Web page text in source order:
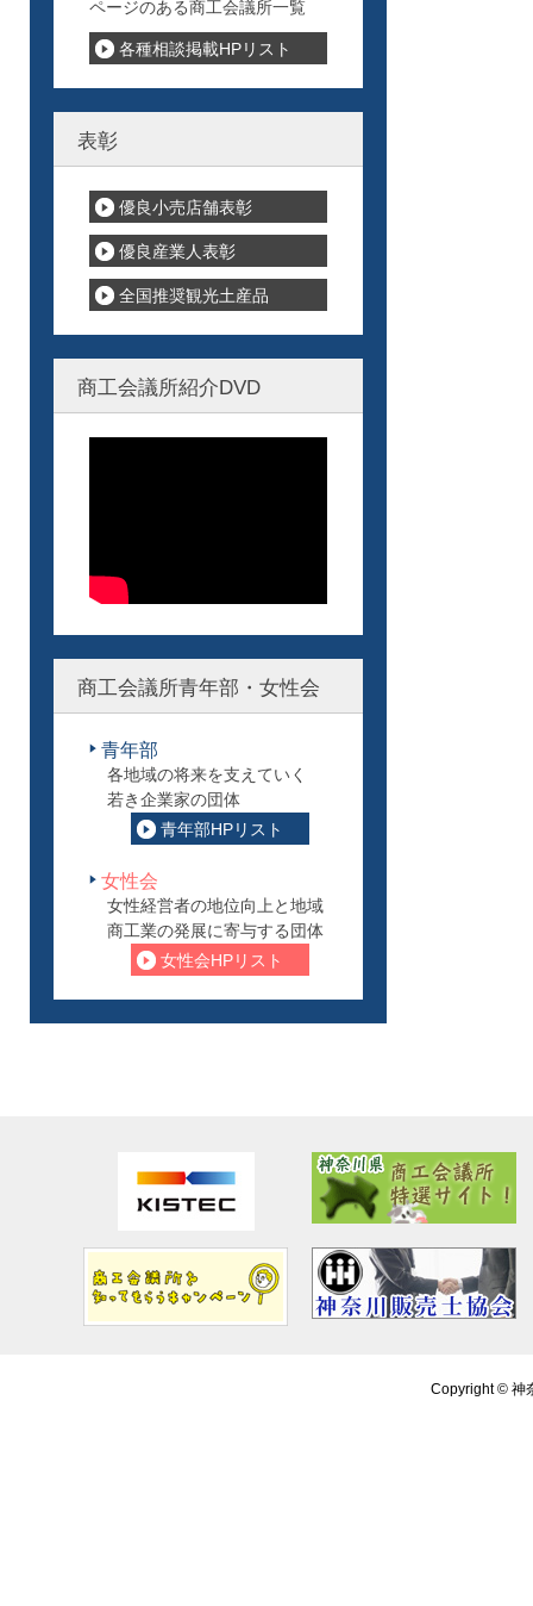
ページのある商工会議所一覧
各種相談掲載HPリスト
表彰
優良小売店舗表彰
優良産業人表彰
全国推奨観光土産品
商工会議所紹介DVD
商工会議所青年部・女性会
青年部
各地域の将来を支えていく
若き企業家の団体
青年部HPリスト
女性会
女性経営者の地位向上と地域
商工業の発展に寄与する団体
女性会HPリスト
Copyright © 神